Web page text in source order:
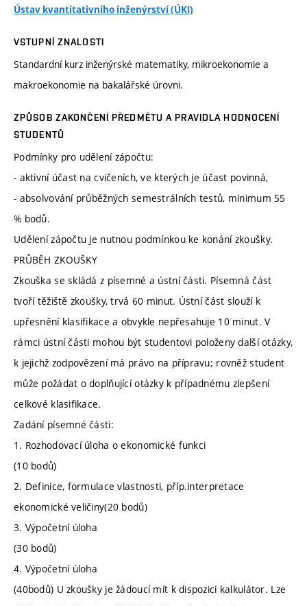
Ústav kvantitativního inženýrství (ÚKI)
VSTUPNÍ ZNALOSTI
Standardní kurz inženýrské matematiky, mikroekonomie a
makroekonomie na bakalářské úrovni.
ZPŮSOB ZAKONČENÍ PŘEDMĚTU A PRAVIDLA HODNOCENÍ
STUDENTŮ
Podmínky pro udělení zápočtu:
- aktivní účast na cvičeních, ve kterých je účast povinná,
- absolvování průběžných semestrálních testů, minimum 55
% bodů.
Udělení zápočtu je nutnou podmínkou ke konání zkoušky.
PRŮBĚH ZKOUŠKY
Zkouška se skládá z písemné a ústní části. Písemná část
tvoří těžiště zkoušky, trvá 60 minut. Ústní část slouží k
upřesnění klasifikace a obvykle nepřesahuje 10 minut. V
rámci ústní části mohou být studentovi položeny další otázky,
k jejichž zodpovězení má právo na přípravu; rovněž student
může požádat o doplňující otázky k případnému zlepšení
celkové klasifikace.
Zadání písemné části:
1. Rozhodovací úloha o ekonomické funkci
(10 bodů)
2. Definice, formulace vlastnosti, příp.interpretace
ekonomické veličiny(20 bodů)
3. Výpočetní úloha
(30 bodů)
4. Výpočetní úloha
(40bodů) U zkoušky je žádoucí mít k dispozici kalkulátor. Lze